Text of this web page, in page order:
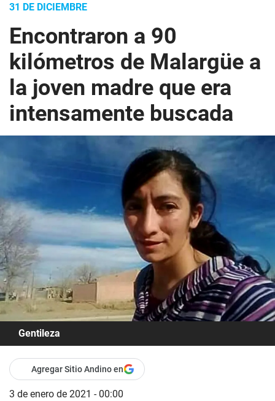
31 DE DICIEMBRE
Encontraron a 90
kilómetros de Malargüe a
la joven madre que era
intensamente buscada
Gentileza
Agregar Sitio Andino en
3 de enero de 2021 - 00:00